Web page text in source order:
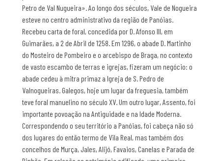
Petro de Val Nugueira». Ao longo dos séculos, Vale de Nogueira
esteve no centro administrativo da região de Panóias.
Recebeu carta de foral, concedida por D. Afonso III, em
Guimarães, a 2 de Abril de 1258. Em 1296, o abade D. Martinho
do Mosteiro de Pombeiro e o arcebispo de Braga, no contexto
de vasto escambo de terras e igrejas, fizeram um negócio: o
abade cedeu à mitra primaz a Igreja de S. Pedro de
Valnogueiras. Galegos, hoje um lugar da freguesia, também
teve foral manuelino no século XV. Um outro lugar, Assento, foi
importante povoação na Antiguidade e na Idade Moderna.
Correspondendo o seu território a Panóias, foi cabeça não só
dos lugares do então termo de Vila Real, mas também dos
concelhos de Murça, Jales, Alijó, Favaios, Canelas e Parada de